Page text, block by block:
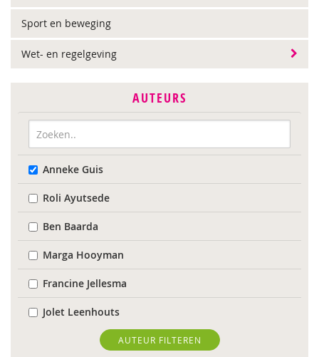
Sport en beweging
Wet- en regelgeving
AUTEURS
Anneke Guis
Roli Ayutsede
Ben Baarda
Marga Hooyman
Francine Jellesma
Jolet Leenhouts
Karin van der MeulenAUTEUR FILTEREN